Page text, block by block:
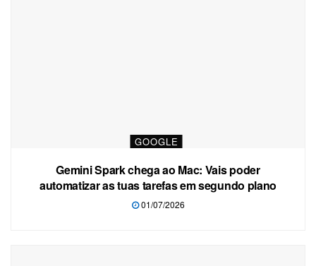
GOOGLE
Gemini Spark chega ao Mac: Vais poder
automatizar as tuas tarefas em segundo plano
01/07/2026